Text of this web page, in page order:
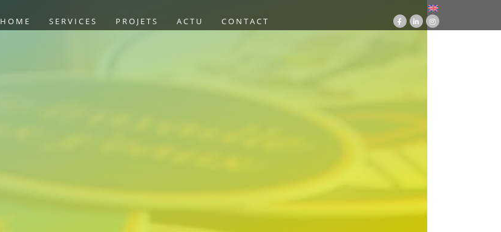
HOME SERVICES PROJETS ACTU CONTACT